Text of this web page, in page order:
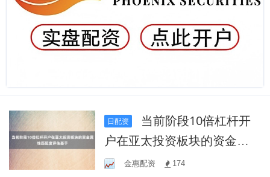
日配资
户在亚太投资板块的资金属
性匹配度评估基于
金惠配资 174